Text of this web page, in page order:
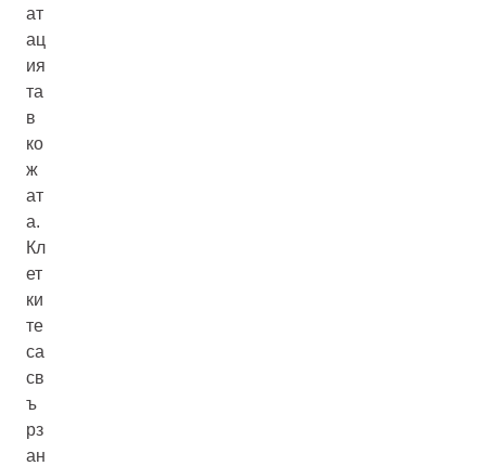
ат
ац
ия
та
в
ко
ж
ат
а.
Кл
ет
ки
те
са
св
ъ
рз
ан